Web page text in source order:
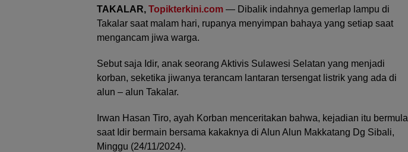
TAKALAR, Topikterkini.com — Dibalik indahnya gemerlap lampu di
Takalar saat malam hari, rupanya menyimpan bahaya yang setiap saat
mengancam jiwa warga.
Sebut saja Idir, anak seorang Aktivis Sulawesi Selatan yang menjadi
korban, seketika jiwanya terancam lantaran tersengat listrik yang ada di
alun – alun Takalar.
Irwan Hasan Tiro, ayah Korban menceritakan bahwa, kejadian itu bermula
saat Idir bermain bersama kakaknya di Alun Alun Makkatang Dg Sibali,
Minggu (24/11/2024).